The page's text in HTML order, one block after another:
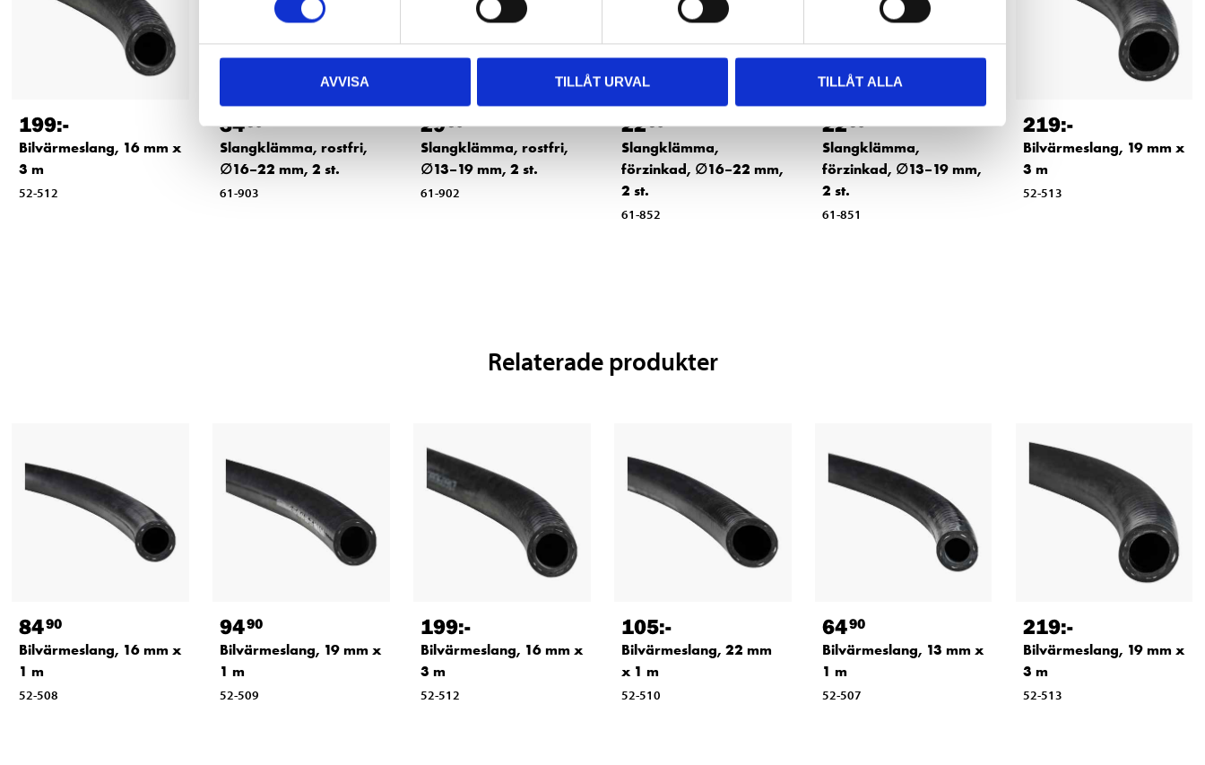
AVVISA TILLÅT URVAL TILLÅT ALLA
199:-
Bilvärmeslang, 16 mm x
3 m
52-512
3490
Slangklämma, rostfri,
∅16–22 mm, 2 st.
61-903
2990
Slangklämma, rostfri,
∅13–19 mm, 2 st.
61-902
2290
Slangklämma,
förzinkad, ∅16–22 mm,
2 st.
61-852
2290
Slangklämma,
förzinkad, ∅13–19 mm,
2 st.
61-851
219:-
Bilvärmeslang, 19 mm x
3 m
52-513
Relaterade produkter
8490
Bilvärmeslang, 16 mm x
1 m
52-508
9490
Bilvärmeslang, 19 mm x
1 m
52-509
199:-
Bilvärmeslang, 16 mm x
3 m
52-512
105:-
Bilvärmeslang, 22 mm
x 1 m
52-510
6490
Bilvärmeslang, 13 mm x
1 m
52-507
219:-
Bilvärmeslang, 19 mm x
3 m
52-513